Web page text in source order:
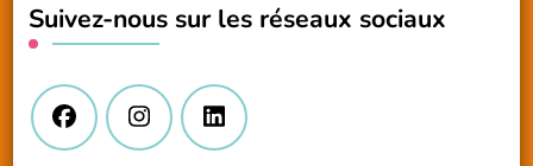
?
Suivez-nous sur les réseaux sociaux